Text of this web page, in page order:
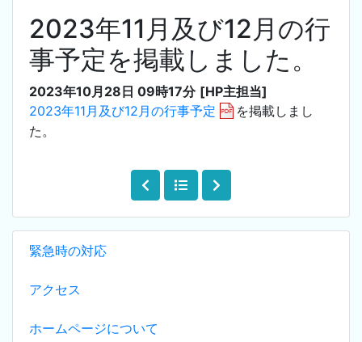
緊急時の対応
アクセス
ホームページについて
2023年11月及び12月の行
事予定を掲載しました。
2023年10月28日 09時17分 [HP主担当]
2023年11月及び12月の行事予定
を掲載しまし
た。